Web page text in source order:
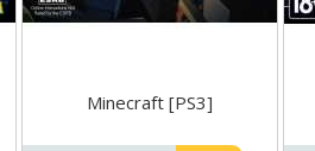
Minecraft [PS3]